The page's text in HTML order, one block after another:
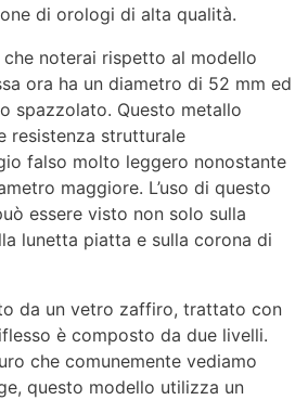
di orologi di alta qualità.
noterai rispetto al modello
ora ha un diametro di 52 mm ed
spazzolato. Questo metallo
resistenza strutturale
falso molto leggero nonostante
maggiore. L’uso di questo
essere visto non solo sulla
lunetta piatta e sulla corona di
da un vetro zaffiro, trattato con
è composto da due livelli.
che comunemente vediamo
questo modello utilizza un